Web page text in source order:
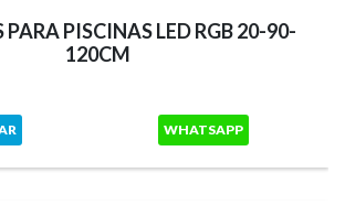
PARA PISCINAS LED RGB 20-90-
120CM
WHATSAPP